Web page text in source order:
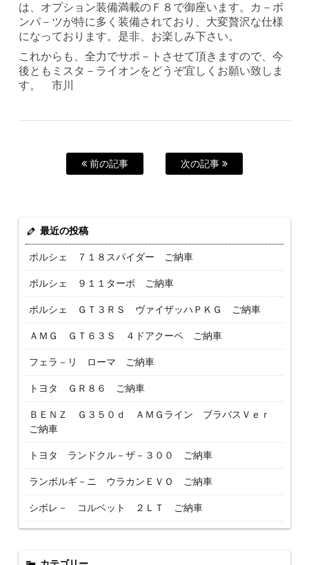
は、オプション装備満載のＦ８で御座います。カ－ボ
ンパ－ツが特に多く装備されており、大変贅沢な仕様
になっております。是非、お楽しみ下さい。
これからも、全力でサポ－トさせて頂きますので、今
後ともミスタ－ライオンをどうぞ宜しくお願い致しま
す。 市川
前の記事 次の記事
最近の投稿
ポルシェ ７１８スパイダー ご納車
ポルシェ ９１１ターボ ご納車
ポルシェ ＧＴ３ＲＳ ヴァイザッハＰＫＧ ご納車
ＡＭＧ ＧＴ６３Ｓ ４ドアクーペ ご納車
フェラ－リ ローマ ご納車
トヨタ ＧＲ８６ ご納車
ＢＥＮＺ Ｇ３５０ｄ ＡＭＧライン ブラバスＶｅｒ
ご納車
トヨタ ランドクル－ザ－３００ ご納車
ランボルギ－ニ ウラカンＥＶＯ ご納車
シボレ－ コルベット ２ＬＴ ご納車